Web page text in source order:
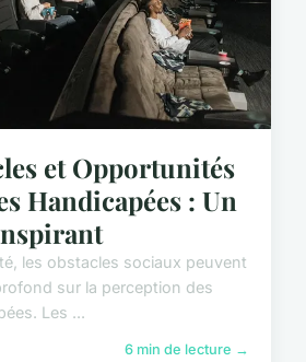
et Opportunités
Handicapées : Un
les obstacles sociaux peuvent
sur la perception des
Les ...
6 min de lecture →